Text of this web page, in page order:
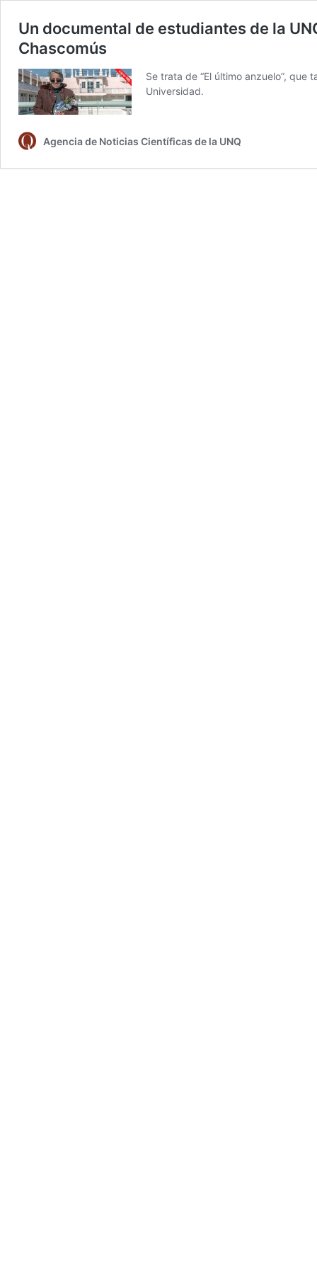
Un documental de estudiantes de la
Chascomús
Se trata de “El último anzuelo”,
Universidad.
Agencia de Noticias Científicas de la UNQ